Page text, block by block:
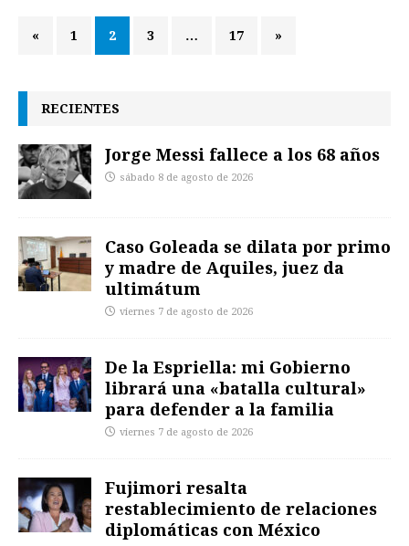
« 1 2 3 … 17 »
RECIENTES
Jorge Messi fallece a los 68 años
sábado 8 de agosto de 2026
Caso Goleada se dilata por primo
y madre de Aquiles, juez da
ultimátum
viernes 7 de agosto de 2026
De la Espriella: mi Gobierno
librará una «batalla cultural»
para defender a la familia
viernes 7 de agosto de 2026
Fujimori resalta
restablecimiento de relaciones
diplomáticas con México